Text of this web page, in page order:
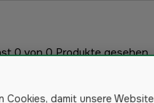
0 von 0 Produkte gesehen
Cookies, damit unsere Website